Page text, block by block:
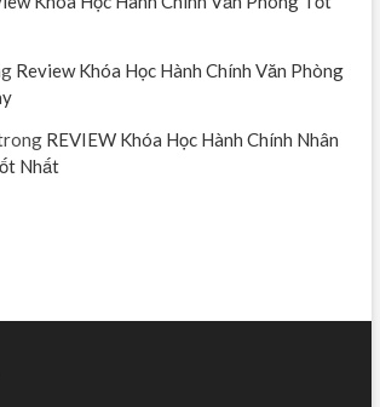
Review Khóa Học Hành Chính Văn Phòng
REVIEW Khóa Học Hành Chính Nhân
Nhất